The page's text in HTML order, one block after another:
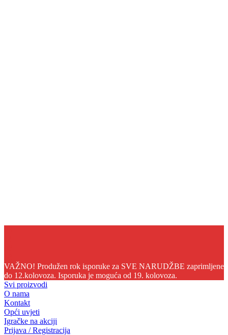
VAŽNO! Produžen rok isporuke za SVE NARUDŽBE zaprimljene
do 12.kolovoza. Isporuka je moguća od 19. kolovoza.
Svi proizvodi
O nama
Kontakt
Opći uvjeti
Igračke na akciji
Prijava / Registracija